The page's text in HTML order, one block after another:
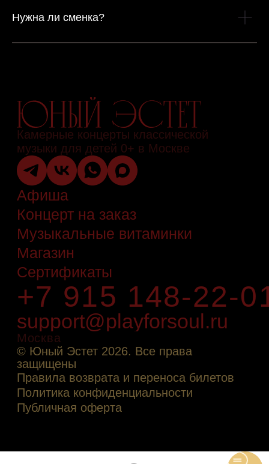
Нужна ли сменка?